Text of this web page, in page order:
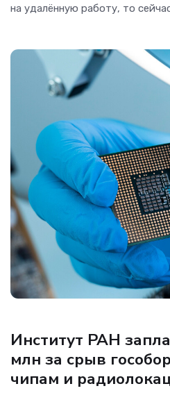
на удалённую работу, то
Институт РАН
млн за срыв
чипам и